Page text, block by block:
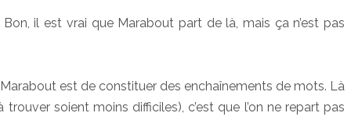
il est vrai que Marabout part de là, mais ça n’est pas
est de constituer des enchaînements de mots. Là
soient moins difficiles), c’est que l’on ne repart pas